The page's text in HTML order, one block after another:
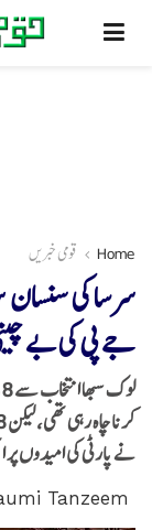
Home قومی خبریں
سرسا کی سنسان
جے پی کی بے
نے پارٹی کی امیدوں پر
Tanzeem